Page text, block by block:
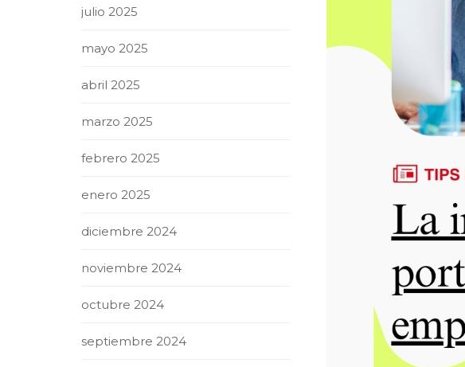
julio 2025
mayo 2025
abril 2025
marzo 2025
febrero 2025
enero 2025
diciembre 2024
noviembre 2024
octubre 2024
septiembre 2024